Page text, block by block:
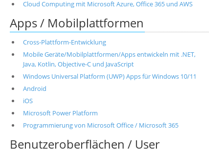
Cloud Computing mit Microsoft Azure, Office 365 und AWS
Apps / Mobilplattformen
Cross-Plattform-Entwicklung
Mobile Geräte/Mobilplattformen/Apps entwickeln mit .NET,
Java, Kotlin, Objective-C und JavaScript
Windows Universal Platform (UWP) Apps für Windows 10/11
Android
iOS
Microsoft Power Platform
Programmierung von Microsoft Office / Microsoft 365
Benutzeroberflächen / User